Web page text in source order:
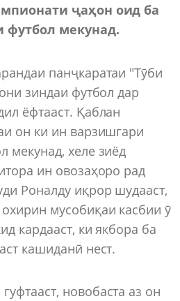
ҷаҳон оид ба
футбол мекунад.
панҷкаратаи "Тӯби
зиндаи футбол дар
ёфтааст. Қаблан
он ки ин варзишгари
мекунад, хеле зиёд
ин овозаҳоро рад
Роналду иқрор шудааст,
мусобиқаи касбии ӯ
кардааст, ки якбора ба
кашиданӣ нест.
новобаста аз он